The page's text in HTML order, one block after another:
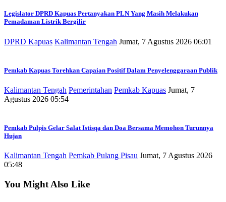
Legislator DPRD Kapuas Pertanyakan PLN Yang Masih Melakukan
Pemadaman Listrik Bergilir
DPRD Kapuas Kalimantan Tengah Jumat, 7 Agustus 2026 06:01
Pemkab Kapuas Torehkan Capaian Positif Dalam Penyelenggaraan Publik
Kalimantan Tengah Pemerintahan Pemkab Kapuas Jumat, 7
Agustus 2026 05:54
Pemkab Pulpis Gelar Salat Istisqa dan Doa Bersama Memohon Turunnya
Hujan
Kalimantan Tengah Pemkab Pulang Pisau Jumat, 7 Agustus 2026
05:48
You Might Also Like